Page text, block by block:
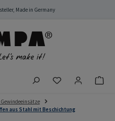
Made in Germany
Du hast 0
Gewindeeinsätze
aus Stahl mit Beschichtung